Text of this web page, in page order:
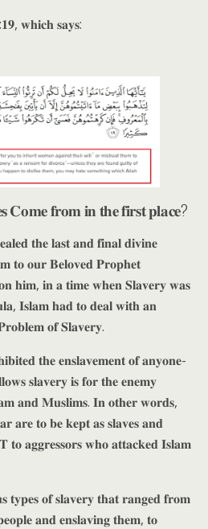
𝐰𝐡𝐢𝐜𝐡 𝐬𝐚𝐲𝐬:
𝐟𝐫𝐨𝐦 𝐢𝐧 𝐭𝐡𝐞 𝐟𝐢𝐫𝐬𝐭 𝐩𝐥𝐚𝐜𝐞?
𝐭𝐡𝐞 𝐥𝐚𝐬𝐭 𝐚𝐧𝐝 𝐟𝐢𝐧𝐚𝐥 𝐝𝐢𝐯𝐢𝐧𝐞
𝐭𝐨 𝐨𝐮𝐫 𝐁𝐞𝐥𝐨𝐯𝐞𝐝 𝐏𝐫𝐨𝐩𝐡𝐞𝐭
𝐢𝐧 𝐚 𝐭𝐢𝐦𝐞 𝐰𝐡𝐞𝐧 𝐒𝐥𝐚𝐯𝐞𝐫𝐲 𝐰𝐚𝐬
𝐈𝐬𝐥𝐚𝐦 𝐡𝐚𝐝 𝐭𝐨 𝐝𝐞𝐚𝐥 𝐰𝐢𝐭𝐡 𝐚𝐧
𝐨𝐟 𝐒𝐥𝐚𝐯𝐞𝐫𝐲.
𝐭𝐡𝐞 𝐞𝐧𝐬𝐥𝐚𝐯𝐞𝐦𝐞𝐧𝐭 𝐨𝐟 𝐚𝐧𝐲𝐨𝐧𝐞-
𝐬𝐥𝐚𝐯𝐞𝐫𝐲 𝐢𝐬 𝐟𝐨𝐫 𝐭𝐡𝐞 𝐞𝐧𝐞𝐦𝐲
𝐚𝐧𝐝 𝐌𝐮𝐬𝐥𝐢𝐦𝐬. 𝐈𝐧 𝐨𝐭𝐡𝐞𝐫 𝐰𝐨𝐫𝐝𝐬,
𝐚𝐫𝐞 𝐭𝐨 𝐛𝐞 𝐤𝐞𝐩𝐭 𝐚𝐬 𝐬𝐥𝐚𝐯𝐞𝐬 𝐚𝐧𝐝
𝐚𝐠𝐠𝐫𝐞𝐬𝐬𝐨𝐫𝐬 𝐰𝐡𝐨 𝐚𝐭𝐭𝐚𝐜𝐤𝐞𝐝 𝐈𝐬𝐥𝐚𝐦
𝐭𝐲𝐩𝐞𝐬 𝐨𝐟 𝐬𝐥𝐚𝐯𝐞𝐫𝐲 𝐭𝐡𝐚𝐭 𝐫𝐚𝐧𝐠𝐞𝐝 𝐟𝐫𝐨𝐦
𝐚𝐧𝐝 𝐞𝐧𝐬𝐥𝐚𝐯𝐢𝐧𝐠 𝐭𝐡𝐞𝐦, 𝐭𝐨